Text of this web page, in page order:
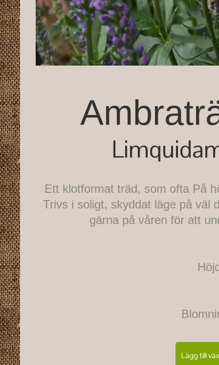
Ett klotformat träd, som ofta På
Trivs i soligt, skyddat läge på väl
gärna på våren för att
Lägg till